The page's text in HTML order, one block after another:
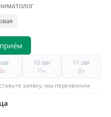
Вс
10 авг
Пн
11 авг
Вт
заявку, мы перезвоним